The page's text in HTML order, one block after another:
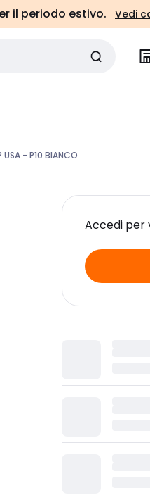
il periodo estivo. Vedi
USA - P10 BIANCO
Accedi per